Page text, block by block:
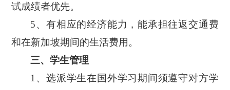
试成绩者优先。
5、有相应的经济能力，能承担往返交通费
和在新加坡期间的生活费用。
三、学生管理
1、选派学生在国外学习期间须遵守对方学